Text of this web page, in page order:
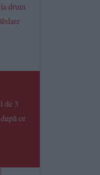
drum
de 3
ce